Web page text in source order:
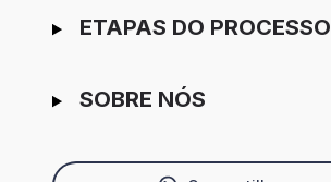
ETAPAS DO PROCESSO
SOBRE NÓS